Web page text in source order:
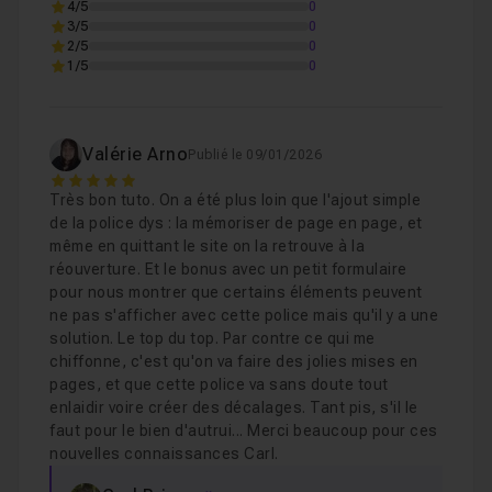
À la fin de ce cours, vous serez capable de :
par l’utilisateur
Gérer dynamiquement l’affichage d’une police
alternative
Assurer la persistance du paramètre
d’accessibilité
Comprendre l’impact de ce type d’option sur la
conformité RGAA
Fichiers fournis :
Fichiers HTML / CSS / JS du projet
Police OpenDyslexic au format
Leçon 4 Ecouter le changement de Police
Leçon 5 Mémoriser le changement de Police
Leçon 6 Bonus: Appliquer la Police Dys à des éléments
4/5
0
3/5
0
2/5
0
1/5
0
Valérie Arno Publié le 09/01/2026
5
Très bon tuto. On a été plus loin que l'ajout simple
de la police dys : la mémoriser de page en page, et
même en quittant le site on la retrouve à la
réouverture. Et le bonus avec un petit formulaire
pour nous montrer que certains éléments peuvent
ne pas s'afficher avec cette police mais qu'il y a une
solution. Le top du top. Par contre ce qui me
chiffonne, c'est qu'on va faire des jolies mises en
pages, et que cette police va sans doute tout
enlaidir voire créer des décalages. Tant pis, s'il le
faut pour le bien d'autrui... Merci beaucoup pour ces
nouvelles connaissances Carl.